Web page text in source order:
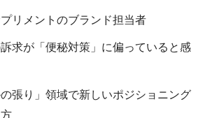
リメントのブランド担当者
求が「便秘対策」に偏っていると感
の張り」領域で新しいポジショニング